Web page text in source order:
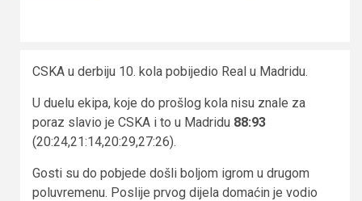
CSKA u derbiju 10. kola pobijedio Real u Madridu.
U duelu ekipa, koje do prošlog kola nisu znale za
poraz slavio je CSKA i to u Madridu 88:93
(20:24,21:14,20:29,27:26).
Gosti su do pobjede došli boljom igrom u drugom
poluvremenu. Poslije prvog dijela domaćin je vodio